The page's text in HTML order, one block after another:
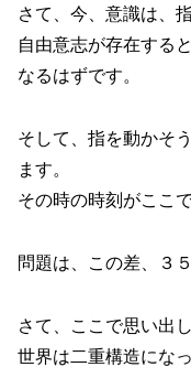
さて、今、意識は、
自由意志が存在する
なるはずです。
そして、指を動かそ
ます。
その時の時刻がここで
問題は、この差、３
さて、ここで思い出
世界は二重構造にな